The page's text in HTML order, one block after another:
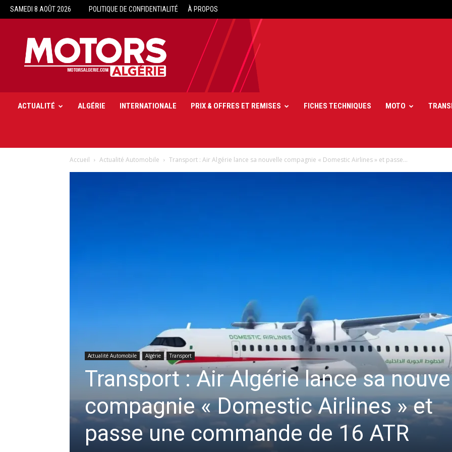
SAMEDI 8 AOÛT 2026 POLITIQUE DE CONFIDENTIALITÉ À PROPOS
Motors
Algérie
ACTUALITÉ ALGÉRIE INTERNATIONALE PRIX & OFFRES ET REMISES FICHES TECHNIQUES MOTO
Accueil Actualité Automobile Transport : Air Algérie lance sa nouvelle compagnie « Domestic Airlines » et passe...
Actualité Automobile Algérie Transport
Transport : Air Algérie lance sa
compagnie « Domestic Airlines » et
passe une commande de 16 ATR